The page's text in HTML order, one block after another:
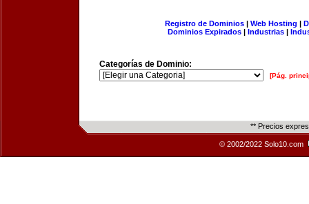
Registro de Dominios| Web Hosting |
Dominios Expirados | Industrias |
Categorías de Dominio:
[Pág.
** Precios
© 2002/2022 Solo10.com